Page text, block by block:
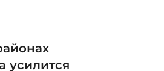
усилится